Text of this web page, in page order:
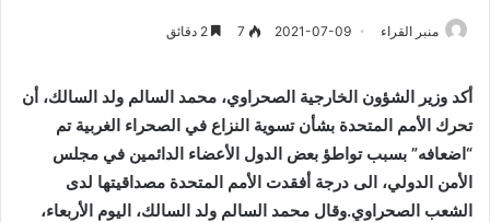
منبر القراء 2021-07-09
7
أكد وزير الشؤون الخارجية الصحراوي، محمد السالم ولد السالك، أن
تحرك الأمم المتحدة بشأن تسوية النزاع في الصحراء الغربية تم
“اضعافه” بسبب تواطؤ بعض الدول الأعضاء الدائمين في مجلس
الأمن الدولي، الى درجة أفقدت الأمم المتحدة مصداقيتها لدى
الشعب الصحراوي.وقال محمد السالم ولد السالك، اليوم الأربعاء،